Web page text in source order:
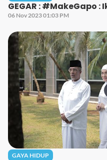
GEGAR : #MakeGapo :
06 Nov 2023 01:03 PM
GAYA HIDUP